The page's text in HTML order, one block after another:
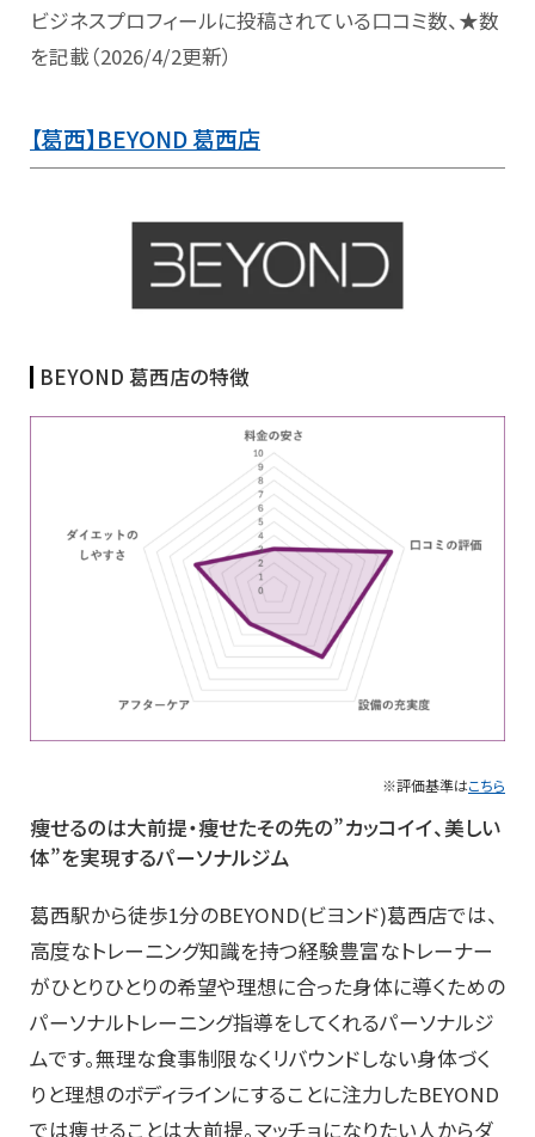
ビジネスプロフィールに投稿されている口コミ数、★数
を記載（2026/4/2更新）
【葛西】BEYOND 葛西店
BEYOND 葛西店の特徴
※評価基準はこちら
痩せるのは大前提・痩せたその先の”カッコイイ、美しい
体”を実現するパーソナルジム
葛西駅から徒歩1分のBEYOND(ビヨンド)葛西店では、
高度なトレーニング知識を持つ経験豊富なトレーナー
がひとりひとりの希望や理想に合った身体に導くための
パーソナルトレーニング指導をしてくれるパーソナルジ
ムです。無理な食事制限なくリバウンドしない身体づく
りと理想のボディラインにすることに注力したBEYOND
では痩せることは大前提。マッチョになりたい人からダ